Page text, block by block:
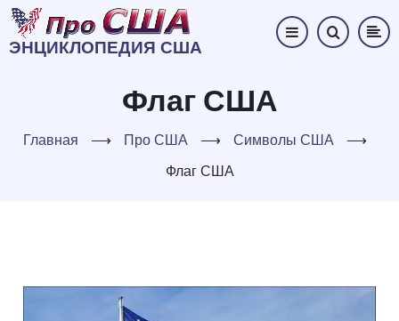
Перейти
основному
ЭНЦИКЛОПЕДИЯ США
Флаг США
Главная ⟶ Про США ⟶ Символы США
⟶
Флаг США